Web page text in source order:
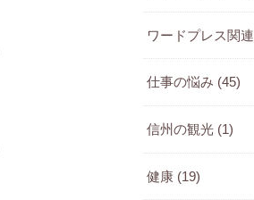
ワードプレス関連
仕事の悩み (45)
信州の観光 (1)
健康 (19)